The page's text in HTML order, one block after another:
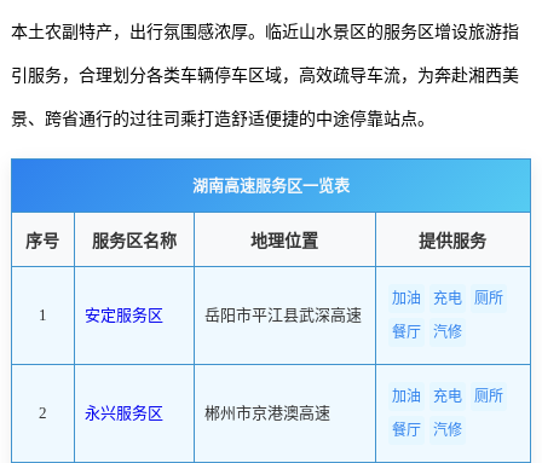
用车百科
销量榜
经销商
本土农副特产，出行氛围感浓厚。临近山水景区的服务区增设旅游指
引服务，合理划分各类车辆停车区域，高效疏导车流，为奔赴湘西美
景、跨省通行的过往司乘打造舒适便捷的中途停靠站点。
湖南高速服务区一览表
序号 服务区名称 地理位置 提供服务
1 安定服务区 岳阳市平江县武深高速
加油 充电
厕所
餐厅
汽修
2 永兴服务区 郴州市京港澳高速
加油 充电
厕所
餐厅
汽修